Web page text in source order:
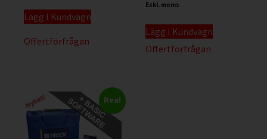
Lägg I Kundvagn
Offertförfrågan
Exkl. moms
Lägg I Kundvagn
Offertförfrågan
Rea!